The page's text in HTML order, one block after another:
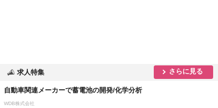
求人特集 さらに見る
自動車関連メーカーで蓄電池の開発/化学分析
WDB株式会社